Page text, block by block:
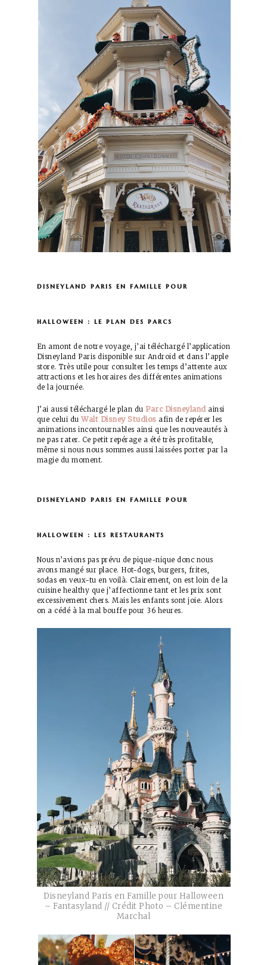
disneyland paris en famille pour
halloween : le plan des parcs
En amont de notre voyage, j’ai téléchargé l’application
Disneyland Paris disponible sur Android et dans l’apple
store. Très utile pour consulter les temps d’attente aux
attractions et les horaires des différentes animations
de la journée.
J’ai aussi téléchargé le plan du Parc Disneyland ainsi
que celui du Walt Disney Studios afin de repérer les
animations incontournables ainsi que les nouveautés à
ne pas rater. Ce petit repérage a été très profitable,
même si nous nous sommes aussi laissées porter par la
magie du moment.
disneyland paris en famille pour
halloween : les restaurants
Nous n’avions pas prévu de pique-nique donc nous
avons mangé sur place. Hot-dogs, burgers, frites,
sodas en veux-tu en voilà. Clairement, on est loin de la
cuisine healthy que j’affectionne tant et les prix sont
excessivement chers. Mais les enfants sont joie. Alors
on a cédé à la mal bouffe pour 36 heures.
Disneyland Paris en Famille pour Halloween
– Fantasyland // Crédit Photo – Clémentine
Marchal